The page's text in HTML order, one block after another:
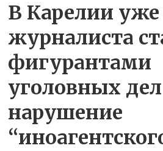
В Карелии уже
журналиста
фигурантами
уголовных дел
нарушение